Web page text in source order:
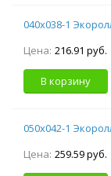
040х038-1
Цена: 216.91 руб.
В корзину
050х042-1
Цена: 259.59 руб.